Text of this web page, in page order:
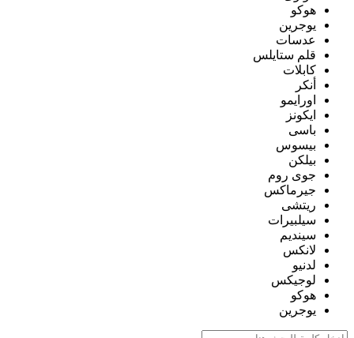
هوكو
يوجرين
عدسات
قلم ستايلس
كابلات
أنكر
اورايمو
ايكونز
باسى
بيسوس
بيلكن
جوى روم
جيرماكس
ريتشى
سيلبيرات
سينديم
لانكس
لدنيو
لوجيكس
هوكو
يوجرين